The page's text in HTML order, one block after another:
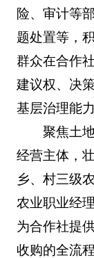
险、审计等
题处置等，
群众在合作
建议权、决
基层治理能力
聚焦土
经营主体，
乡、村三级
农业职业经
为合作社提
收购的全流